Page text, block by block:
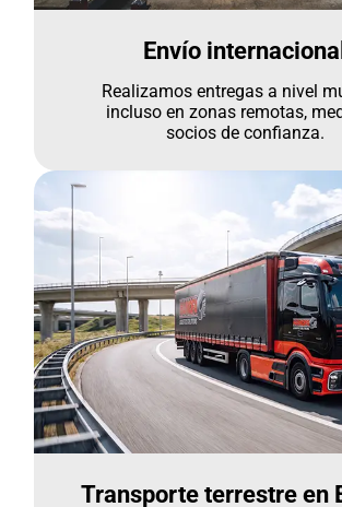
Envío internacional
Realizamos entregas a nivel
incluso en zonas remotas,
socios de confianza.
Transporte terrestre en